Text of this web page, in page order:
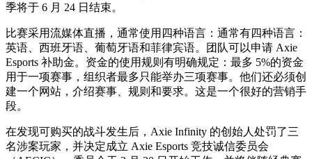
季将于 6 月 24 日结束。
比赛采用流媒体直播，通常使用四种语言：通常有四种语言：
英语、西班牙语、葡萄牙语和菲律宾语。团队可以申请 Axie
Esports 补助金。资金的使用规则有明确规定：最多 5%的资金
用于一项赛事，组织者最多只能举办三项赛事。他们还必须创
建一个网站，介绍赛事、规则和要求。这是一个很好的营销手
段。
在发现可购买的战斗发生后，Axie Infinity 的创始人处罚了三
名涉案玩家，并决定成立 Axie Esports 竞技诚信委员会